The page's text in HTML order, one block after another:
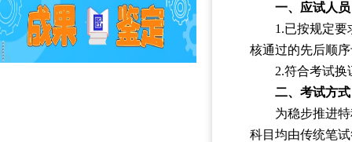
一、应试人员
1.已按规定要
核通过的先后顺
2.符合考试换
二、考试方式
为稳步推进
科目均由传统笔